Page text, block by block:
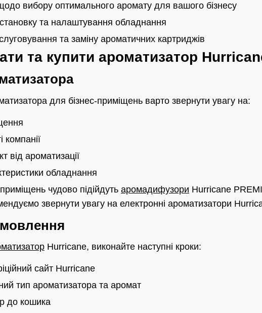
щодо вибору оптимального аромату для вашого бізнесу
та налаштування обладнання
та заміну ароматичних картриджів
та купити ароматизатор
для бізнес-приміщень варто звернути увагу на:
компанії
від ароматизації
обладнання
чудово підійдуть аромадифузори Hurricane
звернути увагу на електронні ароматизатори
Hurricane, виконайте наступні кроки:
сайт Hurricane
тип ароматизатора та аромат
до кошика